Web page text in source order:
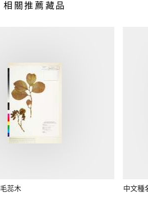
相關推薦藏品
蕊木 中文種